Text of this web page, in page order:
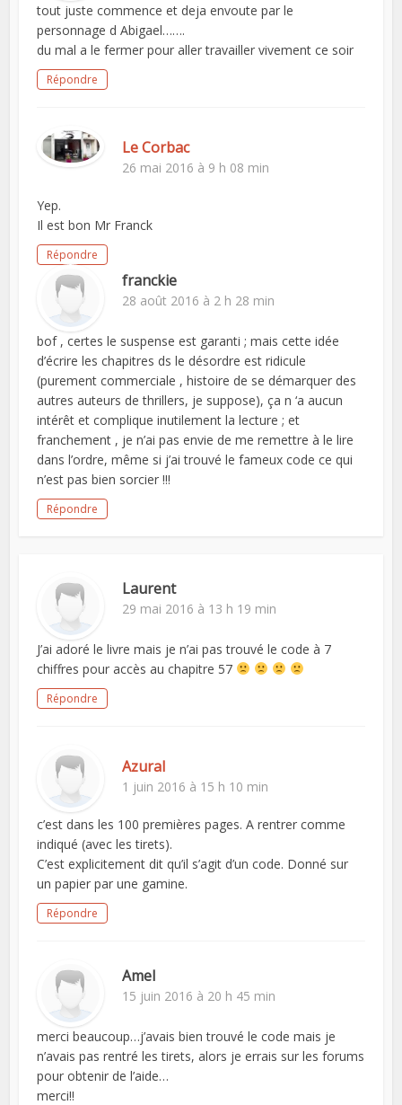
tout juste commence et deja envoute par le
personnage d Abigael…….
du mal a le fermer pour aller travailler vivement ce soir
Répondre
Le Corbac
26 mai 2016 à 9 h 08 min
Yep.
Il est bon Mr Franck
Répondre
franckie
28 août 2016 à 2 h 28 min
bof , certes le suspense est garanti ; mais cette idée
d’écrire les chapitres ds le désordre est ridicule
(purement commerciale , histoire de se démarquer des
autres auteurs de thrillers, je suppose), ça n ‘a aucun
intérêt et complique inutilement la lecture ; et
franchement , je n’ai pas envie de me remettre à le lire
dans l’ordre, même si j’ai trouvé le fameux code ce qui
n’est pas bien sorcier !!!
Répondre
Laurent
29 mai 2016 à 13 h 19 min
J’ai adoré le livre mais je n’ai pas trouvé le code à 7
chiffres pour accès au chapitre 57
Répondre
Azural
1 juin 2016 à 15 h 10 min
c’est dans les 100 premières pages. A rentrer comme
indiqué (avec les tirets).
C’est explicitement dit qu’il s’agit d’un code. Donné sur
un papier par une gamine.
Répondre
Amel
15 juin 2016 à 20 h 45 min
merci beaucoup…j’avais bien trouvé le code mais je
n’avais pas rentré les tirets, alors je errais sur les forums
pour obtenir de l’aide…
merci!!